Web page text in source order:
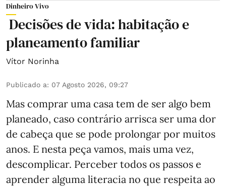
Dinheiro Vivo
Decisões de vida: habitação e
planeamento familiar
Vítor Norinha
Publicado a: 07 Agosto 2026, 09:27
Mas comprar uma casa tem de ser algo bem
planeado, caso contrário arrisca ser uma dor
de cabeça que se pode prolongar por muitos
anos. E nesta peça vamos, mais uma vez,
descomplicar. Perceber todos os passos e
aprender alguma literacia no que respeita ao